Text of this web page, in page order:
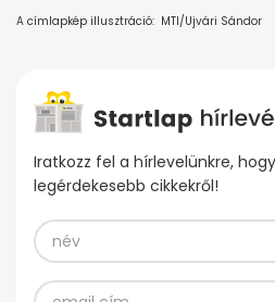
A címlapkép illusztráció: MTI/Ujvári Sándor
Iratkozz fel a hírlevelünkre,
legérdekesebb cikkekről!